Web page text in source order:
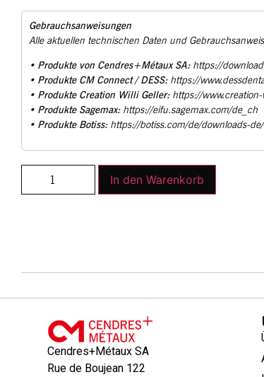
Gebrauchsanweisungen
Alle aktuellen technischen Daten und
• Produkte von Cendres+Métaux SA: https://
• Produkte CM Connect / DESS: https://
• Produkte Creation Willi Geller: https://
• Produkte Sagemax: https://eifu.sagemax.com/de_ch
• Produkte Botiss: https://botiss.com/de/downloads-de/
In den Warenkorb
Cendres+Métaux SA
Rue de Boujean 122